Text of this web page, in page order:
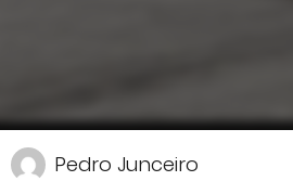
Pedro Junceiro